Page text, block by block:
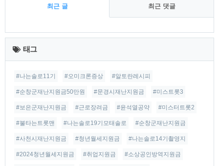
최근 글 최근 댓글
최
근
글
태그
#나는솔로11기 #오미크론증상 #알토란레시피
#순창군재난지원금50만원 #문경시재난지원금 #미스트롯3
#보은군재난지원금 #근로장려금 #윤석열공약 #미스터트롯2
#불타는트롯맨 #나는솔로19기모태솔로 #순창군재난지원금
#사천시재난지원금 #청년월세지원금 #나는솔로14기촬영지
#2024청년월세지원금 #취업지원금 #소상공인방역지원금